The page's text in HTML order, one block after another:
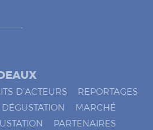
D’ACTEURS
REPORTAGES
MARCHÉ
PARTENAIRES